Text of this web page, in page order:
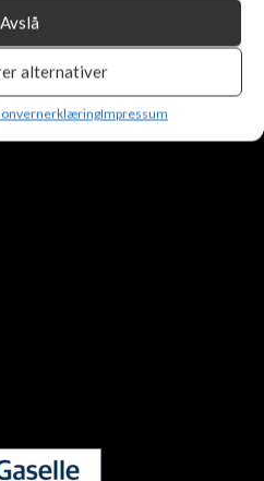
Avslå
alternativer
Impressum